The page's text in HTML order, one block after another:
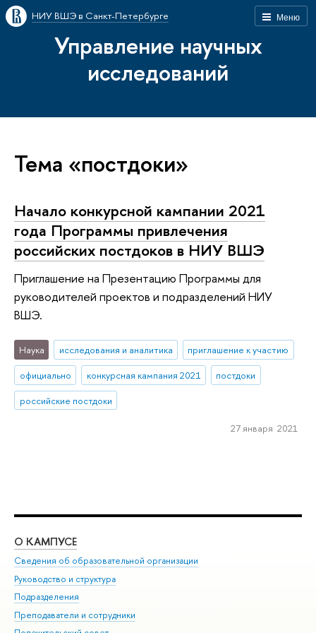
Меню
НИУ ВШЭ в Санкт-Петербурге
Управление научных
исследований
Тема «постдоки»
Начало конкурсной кампании 2021
года Программы привлечения
российских постдоков в НИУ ВШЭ
Приглашение на Презентацию Программы для
руководителей проектов и подразделений НИУ
ВШЭ.
Наука исследования и аналитика
приглашение к участию
официально
конкурсная кампания 2021
постдоки
российские постдоки
27 января 2021
О КАМПУСЕ
Сведения об образовательной организации
Руководство и структура
Подразделения
Преподаватели и сотрудники